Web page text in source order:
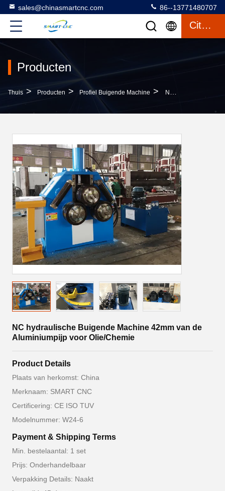
sales@chinasmartcnc.com 86--13771480707
Citaat
Producten
Thuis > Producten > Profiel Buigende Machine > NC Hydraulische Buigende Machine 42mm Van De Aluminiumpijp Voor Olie/Chemie
NC hydraulische Buigende Machine 42mm van de
Aluminiumpijp voor Olie/Chemie
Product Details
Plaats van herkomst: China
Merknaam: SMART CNC
Certificering: CE ISO TUV
Modelnummer: W24-6
Payment & Shipping Terms
Min. bestelaantal: 1 set
Prijs: Onderhandelbaar
Verpakking Details: Naakt